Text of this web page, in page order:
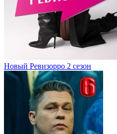
Новый Ревизорро 2 сезон